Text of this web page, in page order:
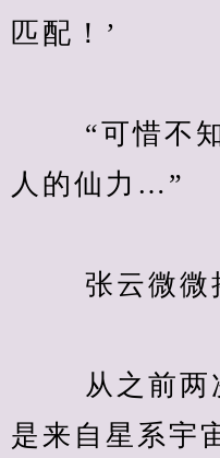
匹配！’
“可惜不知
人的仙力…”
张云微微
从之前两次
是来自星系宇